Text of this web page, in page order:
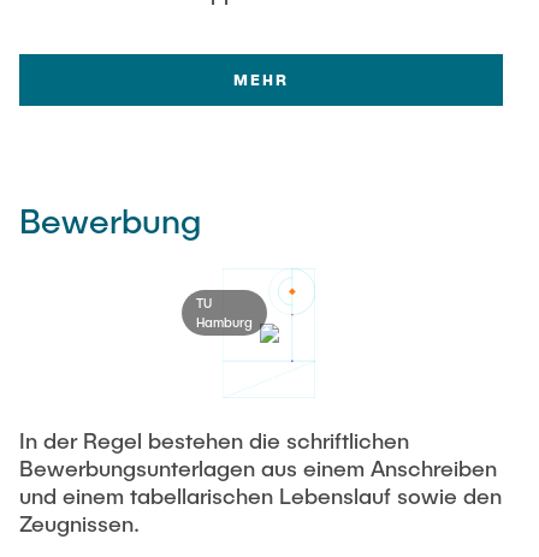
MEHR
Bewerbung
TU
Hamburg
In der Regel bestehen die schriftlichen
Bewerbungsunterlagen aus einem Anschreiben
und einem tabellarischen Lebenslauf sowie den
Zeugnissen.